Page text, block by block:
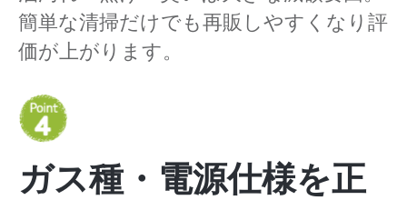
簡単な清掃だけでも再販しやすくなり評
価が上がります。
ガス種・電源仕様を正